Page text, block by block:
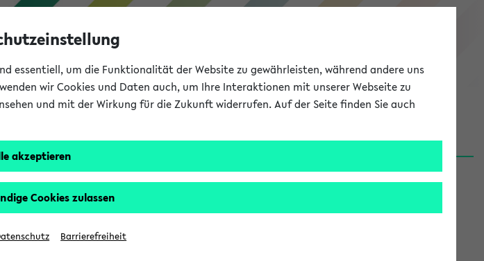
eKVV
Bielefeld
S
i
News
essentiell, um die Funktionalität der Website zu gewährleisten, während andere uns
wir Cookies und Daten auch, um Ihre Interaktionen mit unserer Webseite zu
und mit der Wirkung für die Zukunft widerrufen. Auf der Seite finden Sie auch
akzeptieren
Cookies zulassen
Barrierefreiheit